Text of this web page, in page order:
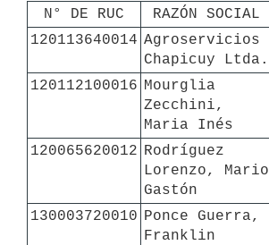
N° DE RUC RAZÓN SOCIAL
120113640014 Agroservicios
Chapicuy Ltda.
120112100016 Mourglia
Zecchini,
Maria Inés
120065620012 Rodríguez
Lorenzo, Mario
Gastón
130003720010 Ponce Guerra,
Franklin